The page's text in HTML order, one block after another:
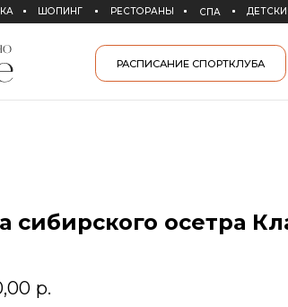
РАСПИСАНИЕ СПОРТКЛУБА
СПА
РЕСТОРАНЫ ДЕТСКИЙ КЛУБ
сибирского осетра
р.